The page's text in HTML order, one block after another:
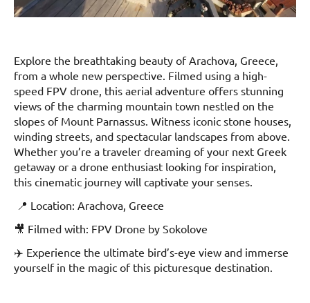
Explore the breathtaking beauty of Arachova, Greece,
from a whole new perspective. Filmed using a high-
speed FPV drone, this aerial adventure offers stunning
views of the charming mountain town nestled on the
slopes of Mount Parnassus. Witness iconic stone houses,
winding streets, and spectacular landscapes from above.
Whether you’re a traveler dreaming of your next Greek
getaway or a drone enthusiast looking for inspiration,
this cinematic journey will captivate your senses.
📍 Location: Arachova, Greece
🎥 Filmed with: FPV Drone by Sokolove
✈️ Experience the ultimate bird’s-eye view and immerse
yourself in the magic of this picturesque destination.